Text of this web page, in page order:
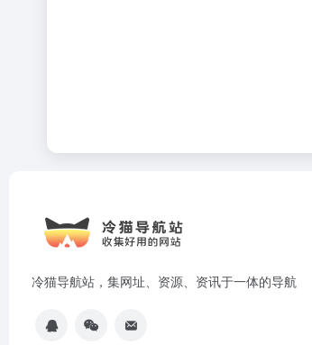
冷猫导航站，集网址、资源、资讯于一体的导航